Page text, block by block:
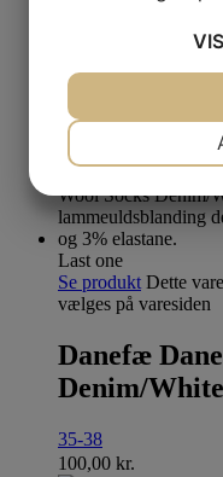
Du Milde
189,00
Last one
Se produkt Dette
vælges på varesiden
Danefæ
Denim/White
35-38
100,00 kr.
VIS
MARKETING